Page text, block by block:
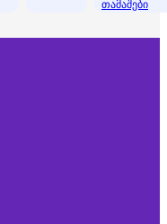
თამაშები